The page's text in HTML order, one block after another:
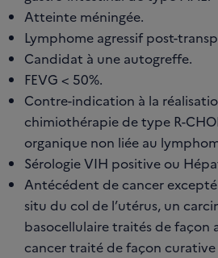
Atteinte méningée.
Lymphome agressif post-
Candidat à une autogreffe.
FEVG < 50%.
Contre-indication à la
chimiothérapie de type R-
organique non liée au
Sérologie VIH positive ou
Antécédent de cancer
situ du col de l’utérus, un
basocellulaire traités de façon
cancer traité de façon curative